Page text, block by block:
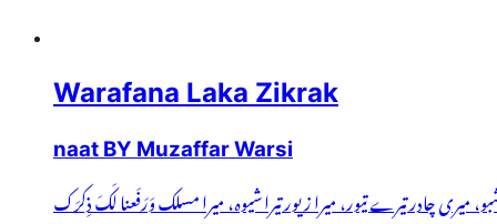
Warafana Laka Zikrak
naat BY Muzaffar Warsi
میری چادر تیرے تیور، میرا زیور تیرا شیوہ، میرا مسلک وَرَفَعنا لَکَ ذِکرَک